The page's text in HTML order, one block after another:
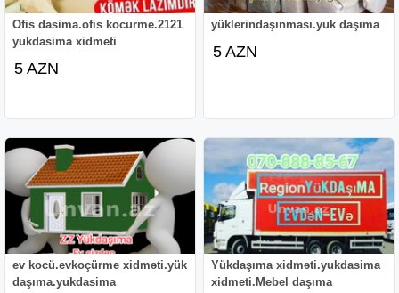
Ofis dasima.ofis kocurme.2121
yukdasima xidmeti
5 AZN
yüklerindaşınması.yuk daşıma
5 AZN
ev kocü.evkoçürme xidməti.yük
daşıma.yukdasima
Yükdaşıma xidməti.yukdasima
xidmeti.Mebel daşıma